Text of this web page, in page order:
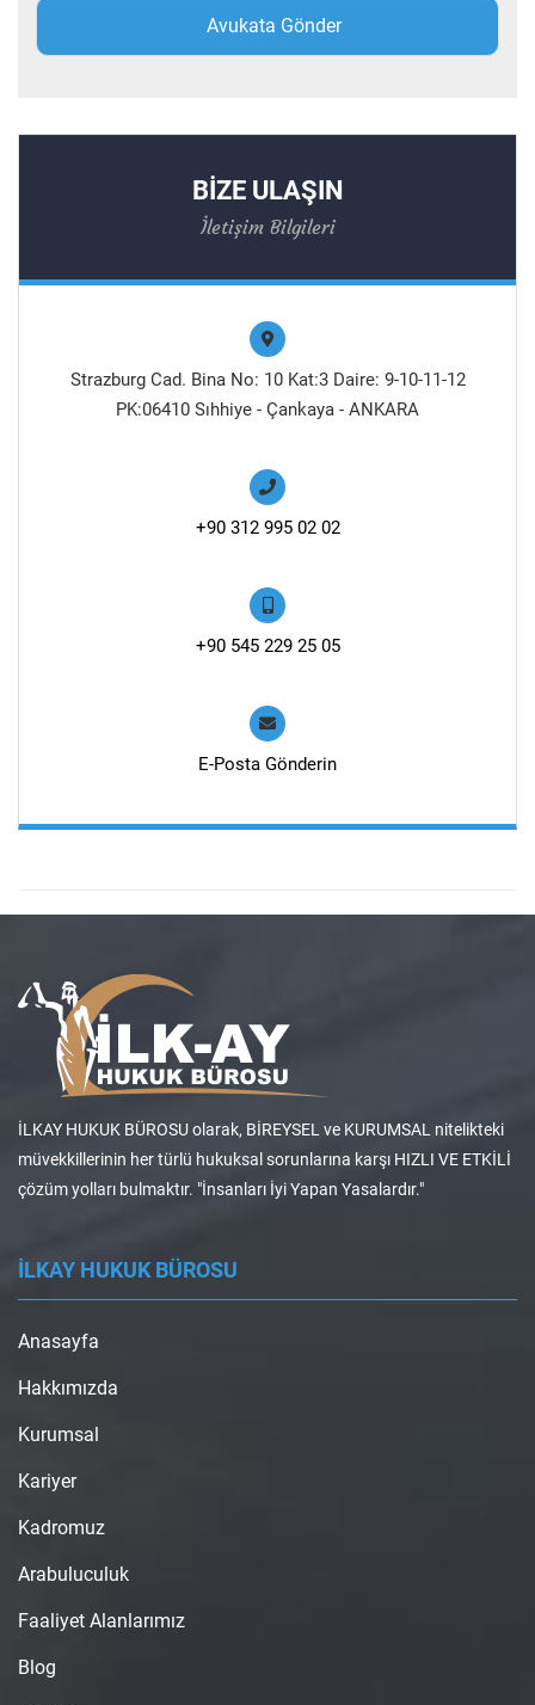
BİZE ULAŞIN
İletişim Bilgileri
Strazburg Cad. Bina No: 10 Kat:3 Daire: 9-10-11-12
PK:06410 Sıhhiye - Çankaya - ANKARA
+90 312 995 02 02
+90 545 229 25 05
E-Posta Gönderin
İLKAY HUKUK BÜROSU olarak, BİREYSEL ve KURUMSAL nitelikteki
müvekkillerinin her türlü hukuksal sorunlarına karşı HIZLI VE ETKİLİ
çözüm yolları bulmaktır. "İnsanları İyi Yapan Yasalardır."
İLKAY HUKUK BÜROSU
Anasayfa
Hakkımızda
Kurumsal
Kariyer
Kadromuz
Arabuluculuk
Faaliyet Alanlarımız
Blog